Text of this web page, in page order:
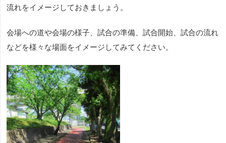
流れをイメージしておきましょう。
会場への道や会場の様子、試合の準備、試合開始、試合の流れ
などを様々な場面をイメージしてみてください。